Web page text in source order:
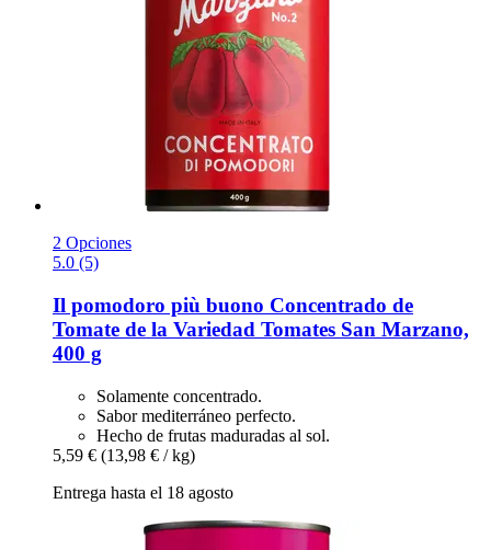
2 Opciones
5.0 (5)
Il pomodoro più buono Concentrado de
Tomate de la Variedad Tomates San Marzano,
400 g
Solamente concentrado.
Sabor mediterráneo perfecto.
Hecho de frutas maduradas al sol.
5,59 € (13,98 € / kg)
Entrega hasta el 18 agosto